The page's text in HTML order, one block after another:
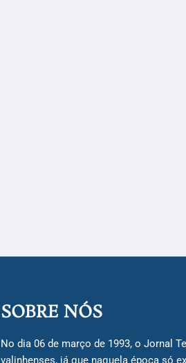
SOBRE NÓS
No dia 06 de março de 1993, o Jornal
valinhenses, já que naquela época só